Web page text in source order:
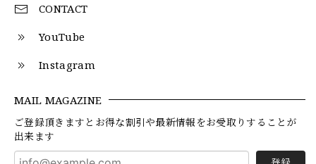
CONTACT
YouTube
Instagram
MAIL MAGAZINE
ご登録頂きますとお得な割引や最新情報をお受取りすることが
出来ます